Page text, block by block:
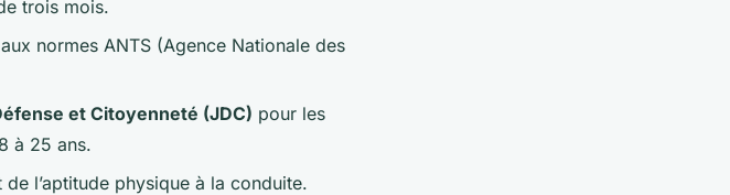
trois mois.
normes ANTS (Agence Nationale des
et Citoyenneté (JDC) pour les
à 25 ans.
de l’aptitude physique à la conduite.